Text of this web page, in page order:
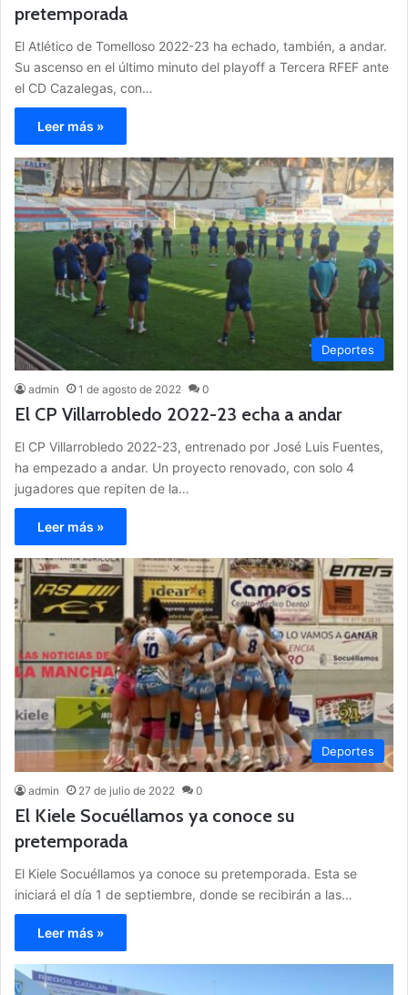
pretemporada
El Atlético de Tomelloso 2022-23 ha echado, también, a andar.
Su ascenso en el último minuto del playoff a Tercera RFEF ante
el CD Cazalegas, con…
Leer más »
Deportes
admin 1 de agosto de 2022 0
El CP Villarrobledo 2022-23 echa a andar
El CP Villarrobledo 2022-23, entrenado por José Luis Fuentes,
ha empezado a andar. Un proyecto renovado, con solo 4
jugadores que repiten de la…
Leer más »
Deportes
admin 27 de julio de 2022 0
El Kiele Socuéllamos ya conoce su
pretemporada
El Kiele Socuéllamos ya conoce su pretemporada. Esta se
iniciará el día 1 de septiembre, donde se recibirán a las…
Leer más »